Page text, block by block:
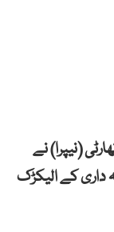
(نیپرا) نے
داری کے الیکڑک